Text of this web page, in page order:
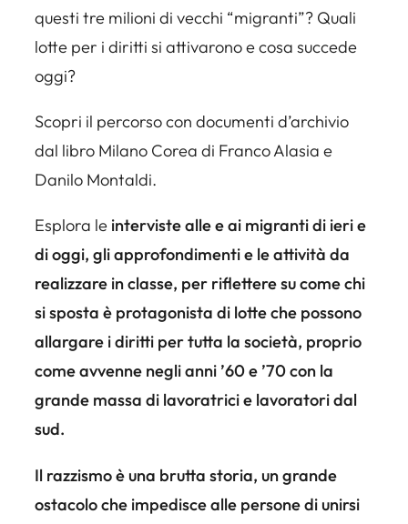
questi tre milioni di vecchi “migranti”? Quali
lotte per i diritti si attivarono e cosa succede
oggi?
Scopri il percorso con documenti d’archivio
dal libro Milano Corea di Franco Alasia e
Danilo Montaldi.
Esplora le interviste alle e ai migranti di ieri e
di oggi, gli approfondimenti e le attività da
realizzare in classe, per riflettere su come chi
si sposta è protagonista di lotte che possono
allargare i diritti per tutta la società, proprio
come avvenne negli anni ’60 e ’70 con la
grande massa di lavoratrici e lavoratori dal
sud.
Il razzismo è una brutta storia, un grande
ostacolo che impedisce alle persone di unirsi